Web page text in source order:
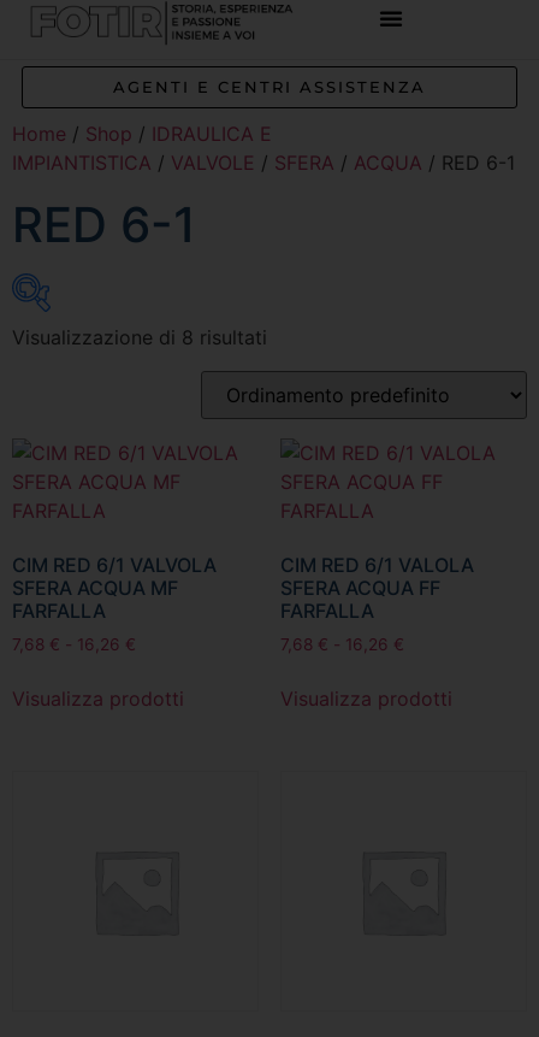
AGENTI E CENTRI ASSISTENZA
Home / Shop / IDRAULICA E
IMPIANTISTICA / VALVOLE / SFERA / ACQUA / RED 6-1
RED 6-1
Inizia a digitare per attivare la ricerca
Visualizzazione di 8 risultati
CIM RED 6/1 VALVOLA
SFERA ACQUA MF
FARFALLA
7,68 € - 16,26 €
Visualizza prodotti
CIM RED 6/1 VALOLA
SFERA ACQUA FF
FARFALLA
7,68 € - 16,26 €
Visualizza prodotti